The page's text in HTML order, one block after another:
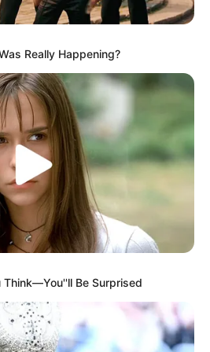
Really Happening?
Think—You''ll Be Surprised